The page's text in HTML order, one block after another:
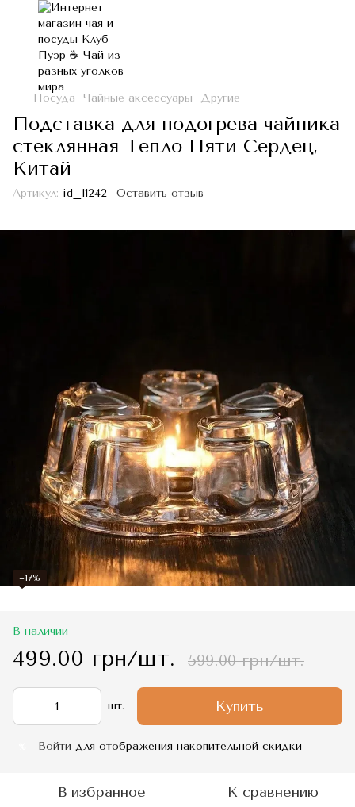
Посуда Чайные аксессуары Другие
Подставка для подогрева чайника
стеклянная Тепло Пяти Сердец,
Китай
Артикул: id_11242 Оставить отзыв
−17%
В наличии
499.00 грн/шт. 599.00 грн/шт.
шт. Купить
Войти для отображения накопительной скидки
В избранное К сравнению